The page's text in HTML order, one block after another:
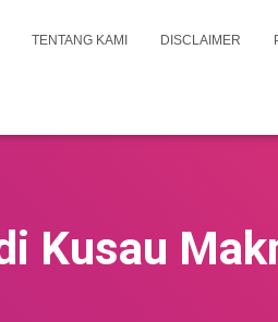
TENTANG KAMI DISCLAIMER
Kusau